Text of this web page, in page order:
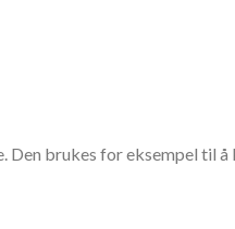
brukes for eksempel til